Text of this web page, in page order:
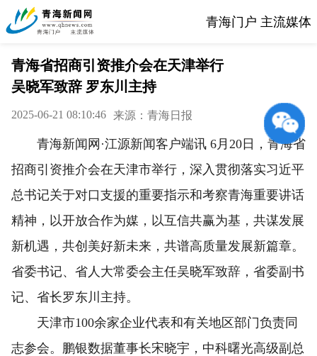
青海门户 主流媒体
青海省招商引资推介会在天津举行
吴晓军致辞 罗东川主持
2025-06-21 08:10:46 来源：青海日报
青海新闻网·江源新闻客户端讯 6月20日，青海省
招商引资推介会在天津市举行，深入贯彻落实习近平
总书记关于对口支援的重要指示和考察青海重要讲话
精神，以开放合作为媒，以互信共赢为基，共谋发展
新机遇，共创美好新未来，共谱高质量发展新篇章。
省委书记、省人大常委会主任吴晓军致辞，省委副书
记、省长罗东川主持。
天津市100余家企业代表和有关地区部门负责同
志参会。鹏银数据董事长宋晓宇，中科曙光高级副总